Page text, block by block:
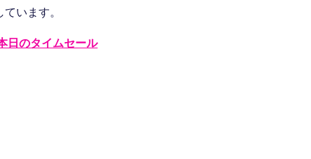
います。
日のタイムセール